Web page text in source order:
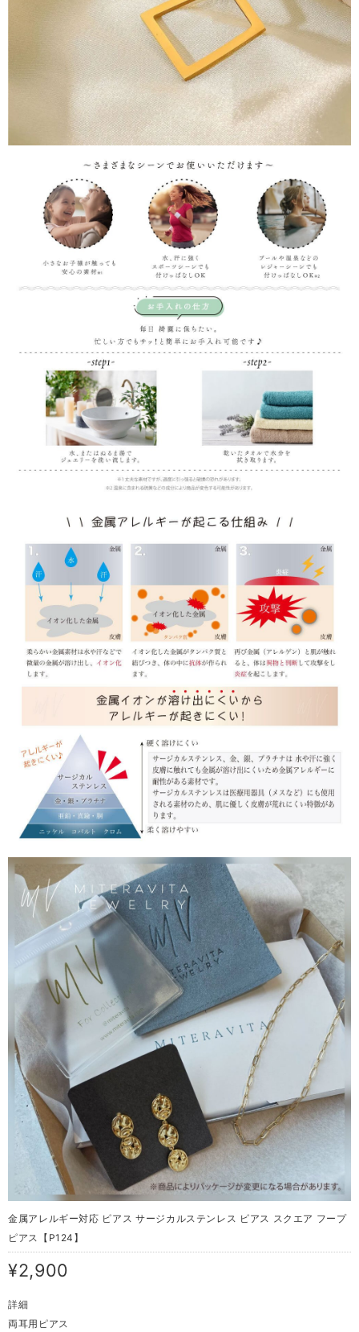
金属アレルギー対応 ピアス サージカルステンレス ピアス スクエア フープ
ピアス【P124】
¥2,900
詳細
両耳用ピアス